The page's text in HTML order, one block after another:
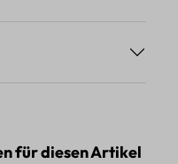
für diesen Artikel